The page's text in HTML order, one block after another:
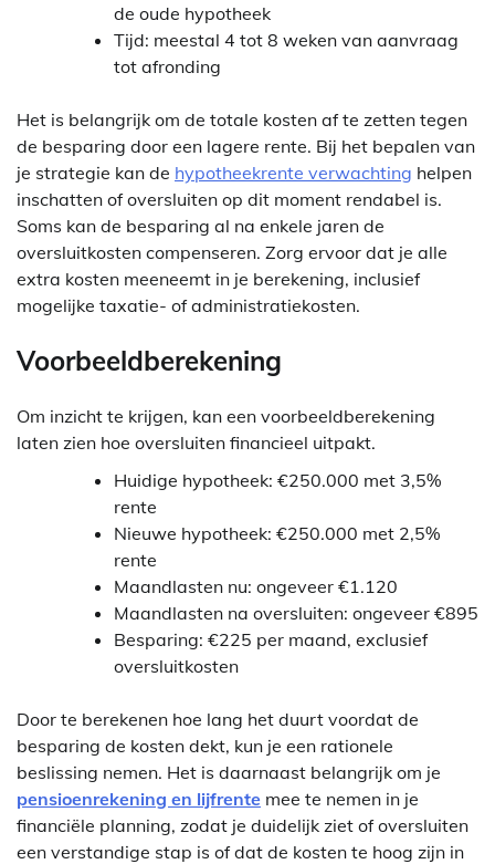
de oude hypotheek
Tijd: meestal 4 tot 8 weken van aanvraag
tot afronding
Het is belangrijk om de totale kosten af te zetten tegen
de besparing door een lagere rente. Bij het bepalen van
je strategie kan de hypotheekrente verwachting helpen
inschatten of oversluiten op dit moment rendabel is.
Soms kan de besparing al na enkele jaren de
oversluitkosten compenseren. Zorg ervoor dat je alle
extra kosten meeneemt in je berekening, inclusief
mogelijke taxatie- of administratiekosten.
Voorbeeldberekening
Om inzicht te krijgen, kan een voorbeeldberekening
laten zien hoe oversluiten financieel uitpakt.
Huidige hypotheek: €250.000 met 3,5%
rente
Nieuwe hypotheek: €250.000 met 2,5%
rente
Maandlasten nu: ongeveer €1.120
Maandlasten na oversluiten: ongeveer €895
Besparing: €225 per maand, exclusief
oversluitkosten
Door te berekenen hoe lang het duurt voordat de
besparing de kosten dekt, kun je een rationele
beslissing nemen. Het is daarnaast belangrijk om je
pensioenrekening en lijfrente mee te nemen in je
financiële planning, zodat je duidelijk ziet of oversluiten
een verstandige stap is of dat de kosten te hoog zijn in